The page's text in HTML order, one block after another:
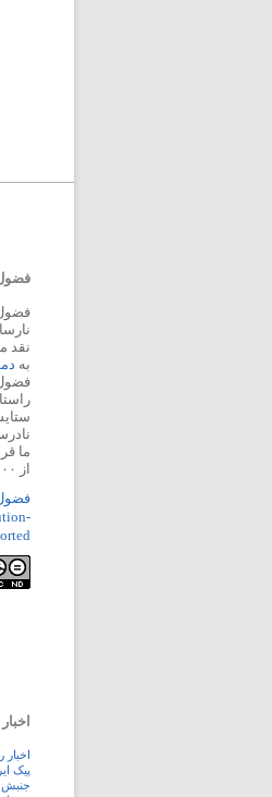
نقد
به
فضول
ما
از ۱۰،۰۰۰ نفر از این سایت دیدن می کنند.
اخبار
اخبار
پيک
جنبش